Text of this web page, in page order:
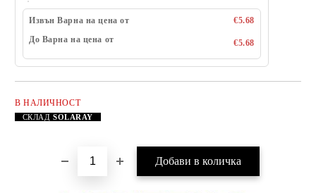
Извън Варна на цена от
€5.68
До Варна на цена от
€5.68
В НАЛИЧНОСТ
СКЛАДSOLARAY